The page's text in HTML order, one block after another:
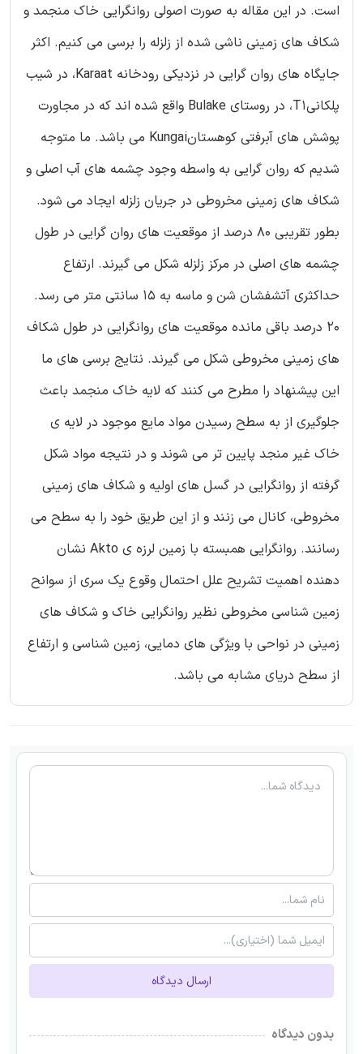
است. در این مقاله به صورت اصولی روانگرایی خاک منجمد و
شکاف های زمینی ناشی شده از زلزله را برسی می کنیم. اکثر
جایگاه های روان گرایی در نزدیکی رودخانه Karaat، در شیب
پلکانیT1، در روستای Bulake واقع شده اند که در مجاورت
پوشش های آبرفتی کوهستانKungai می باشد. ما متوجه
شدیم که روان گرایی به واسطه وجود چشمه های آب اصلی و
شکاف های زمینی مخروطی در جریان زلزله ایجاد می شود.
بطور تقریبی 80 درصد از موقعیت های روان گرایی در طول
چشمه های اصلی در مرکز زلزله شکل می گیرند. ارتفاع
حداکثری آتشفشان شن و ماسه به 15 سانتی متر می رسد.
20 درصد باقی مانده موقعیت های روانگرایی در طول شکاف
های زمینی مخروطی شکل می گیرند. نتایج برسی های ما
این پیشنهاد را مطرح می کنند که لایه خاک منجمد باعث
جلوگیری از به سطح رسیدن مواد مایع موجود در لایه ی
خاک غیر منجد پایین تر می شوند و در نتیجه مواد شکل
گرفته از روانگرایی در گسل های اولیه و شکاف های زمینی
مخروطی، کانال می زنند و از این طریق خود را به سطح می
رسانند. روانگرایی همبسته با زمین لرزه ی Akto نشان
دهنده اهمیت تشریح علل احتمال وقوع یک سری از سوانح
زمین شناسی مخروطی نظیر روانگرایی خاک و شکاف های
زمینی در نواحی با ویژگی های دمایی، زمین شناسی و ارتفاع
از سطح دریای مشابه می باشد.
ارسال دیدگاه
بدون دیدگاه